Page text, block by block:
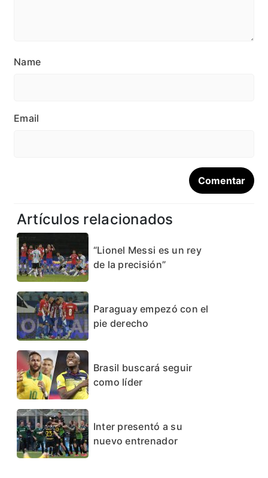
Name
Email
Artículos relacionados
“Lionel Messi es un rey
de la precisión”
Paraguay empezó con el
pie derecho
Brasil buscará seguir
como líder
Inter presentó a su
nuevo entrenador